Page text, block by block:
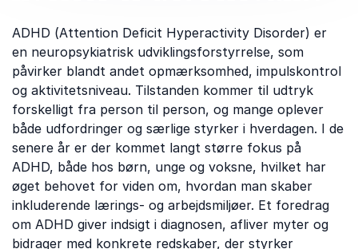
ADHD (Attention Deficit Hyperactivity Disorder) er
en neuropsykiatrisk udviklingsforstyrrelse, som
påvirker blandt andet opmærksomhed, impulskontrol
og aktivitetsniveau. Tilstanden kommer til udtryk
forskelligt fra person til person, og mange oplever
både udfordringer og særlige styrker i hverdagen. I de
senere år er der kommet langt større fokus på
ADHD, både hos børn, unge og voksne, hvilket har
øget behovet for viden om, hvordan man skaber
inkluderende lærings- og arbejdsmiljøer. Et foredrag
om ADHD giver indsigt i diagnosen, afliver myter og
bidrager med konkrete redskaber, der styrker